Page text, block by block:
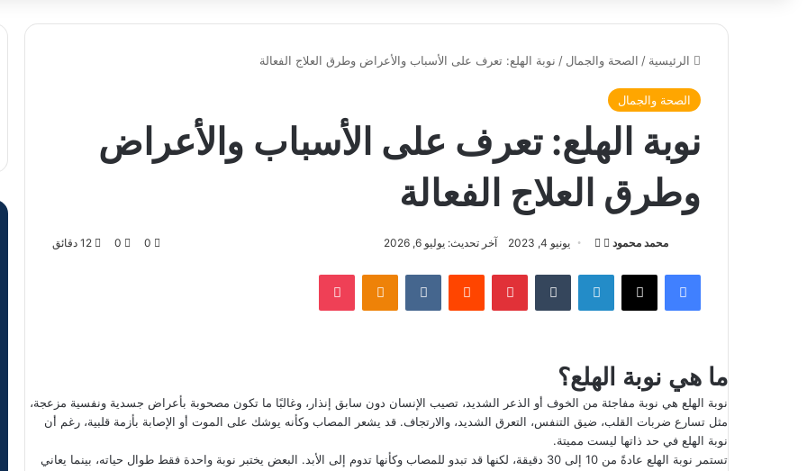
الرئيسية / الصحة والجمال / نوبة الهلع: تعرف على الأسباب والأعراض وطرق العلاج الفعالة
الصحة والجمال
نوبة الهلع: تعرف على الأسباب والأعراض
وطرق العلاج الفعالة
محمد محمود
ت
ب
ع
X
س
ل
د
إ
ل
يونيو 4, 2023 آخر تحديث: يوليو 6, 2026 0
0
فيسبوك لينكدإن بينتيريست
ما هي نوبة الهلع؟
نوبة الهلع هي نوبة مفاجئة من الخوف أو الذعر الشديد، تصيب الإنسان دون سابق إنذار، وغالبًا ما تكون مصحوبة بأعراض جسدية ونفسية مزعجة،
مثل تسارع ضربات القلب، ضيق التنفس، التعرق الشديد، والارتجاف. قد يشعر المصاب وكأنه يوشك على الموت أو الإصابة بأزمة قلبية، رغم أن
نوبة الهلع في حد ذاتها ليست مميتة.
تستمر نوبة الهلع عادةً من 10 إلى 30 دقيقة، لكنها قد تبدو للمصاب وكأنها تدوم إلى الأبد. البعض يختبر نوبة واحدة فقط طوال حياته، بينما يعاني